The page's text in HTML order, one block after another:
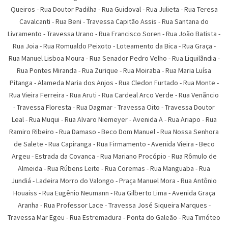
Queiros -Rua Doutor Padilha -Rua Guidoval-Rua Julieta -Rua Teresa
Cavalcanti -Rua Beni -Travessa Capitão Assis -Rua Santana do
Livramento -Travessa Urano -Rua Francisco Soren -Rua João Batista -
Rua Joia -Rua Romualdo Peixoto -Loteamento da Bica -Rua Graça -
Rua Manuel Lisboa Moura -Rua Senador Pedro Velho -Rua Liquilãndia -
Rua Pontes Miranda -Rua Zurique -Rua Moiraba -Rua Maria Luí­sa
Pitanga -Alameda Maria dos Anjos -Rua Cledon Furtado -Rua Monte -
Rua Vieira Ferreira -Rua Aruti -Rua Cardeal Arco Verde -Rua Venãncio
-Travessa Floresta -Rua Dagmar-Travessa Oito -Travessa Doutor
Leal-Rua Muqui -Rua Alvaro Niemeyer-Avenida A-Rua Ariapo -Rua
Ramiro Ribeiro -Rua Damaso -Beco Dom Manuel-Rua Nossa Senhora
de Salete -Rua Capiranga -Rua Firmamento -Avenida Vieira -Beco
Argeu -Estrada da Covanca -Rua Mariano Procópio -Rua Rômulo de
Almeida -Rua Rúbens Leite -Rua Coremas -Rua Manguaba -Rua
Jundiá -Ladeira Morro do Valongo -Praça Manuel Mora -Rua Antônio
Houaiss -Rua Eugênio Neumann -Rua Gilberto Lima -Avenida Graça
Aranha -Rua Professor Lace -Travessa José Siqueira Marques -
Travessa Mar Egeu -Rua Estremadura -Ponta do Galeão -Rua Timóteo